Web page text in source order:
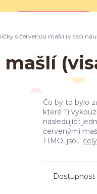
s červenou mašlí (visací
Co by to bylo
které Ti
následující:
červenými
FIMO, jso...
Dostupnost